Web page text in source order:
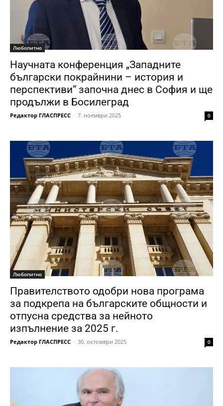
Любопитно
Научната конференция „Западните
български покрайнини – история и
перспективи“ започна днес в София и ще
продължи в Босилеград
Редактор ГЛАСПРЕСС - 7. ноември 2025 0
Любопитно
Правителството одобри нова програма
за подкрепа на българските общности и
отпусна средства за нейното
изпълнение за 2025 г.
Редактор ГЛАСПРЕСС - 30. октомври 2025 0